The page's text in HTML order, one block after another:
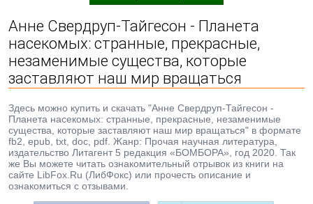
Анне Свердруп-Тайгесон - Планета
насекомых: странные, прекрасные,
незаменимые существа, которые
заставляют наш мир вращаться
Здесь можно купить и скачать "Анне Свердруп-Тайгесон -
Планета насекомых: странные, прекрасные, незаменимые
существа, которые заставляют наш мир вращаться" в формате
fb2, epub, txt, doc, pdf. Жанр: Прочая научная литература,
издательство Литагент 5 редакция «БОМБОРА», год 2020. Так
же Вы можете читать ознакомительный отрывок из книги на
сайте LibFox.Ru (ЛибФокс) или прочесть описание и
ознакомиться с отзывами.